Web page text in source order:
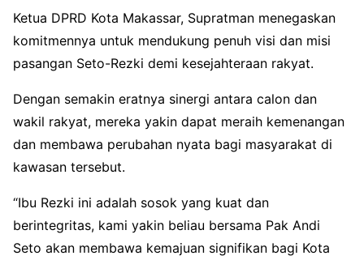
Ketua DPRD Kota Makassar, Supratman menegaskan
komitmennya untuk mendukung penuh visi dan misi
pasangan Seto-Rezki demi kesejahteraan rakyat.
Dengan semakin eratnya sinergi antara calon dan
wakil rakyat, mereka yakin dapat meraih kemenangan
dan membawa perubahan nyata bagi masyarakat di
kawasan tersebut.
“Ibu Rezki ini adalah sosok yang kuat dan
berintegritas, kami yakin beliau bersama Pak Andi
Seto akan membawa kemajuan signifikan bagi Kota